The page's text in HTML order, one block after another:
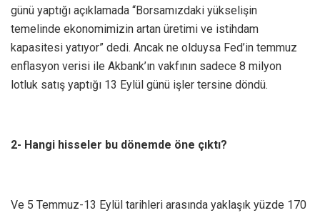
günü yaptığı açıklamada “Borsamızdaki yükselişin
temelinde ekonomimizin artan üretimi ve istihdam
kapasitesi yatıyor” dedi. Ancak ne olduysa Fed’in temmuz
enflasyon verisi ile Akbank’ın vakfının sadece 8 milyon
lotluk satış yaptığı 13 Eylül günü işler tersine döndü.
2- Hangi hisseler bu dönemde öne çıktı?
Ve 5 Temmuz-13 Eylül tarihleri arasında yaklaşık yüzde 170